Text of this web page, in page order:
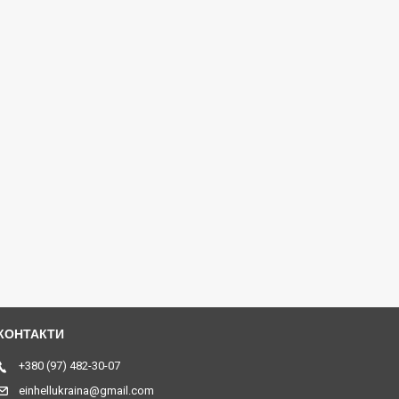
+380 (97) 482-30-07
einhellukraina@gmail.com